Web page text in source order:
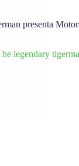
presenta